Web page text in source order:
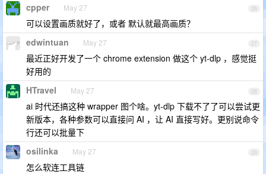
26
cpper May 27
可以设置画质就好了，或者 默认就最高画质？
27
edwintuan May 27
最近正好开发了一个 chrome extension 做这个 yt-dlp ，感觉挺
好用的
28
HTravel May 27
ai 时代还搞这种 wrapper 图个啥。yt-dlp 下载不了了可以尝试更
新版本，各种参数可以直接问 AI ，让 AI 直接写好。更别说命令
行还可以批量下
29
osilinka May 27
怎么软连工具链